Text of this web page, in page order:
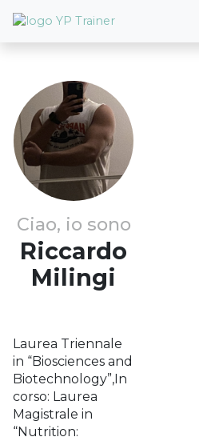
Ciao, io sono
Riccardo
Milingi
Laurea Triennale
in “Biosciences and
Biotechnology”,In
corso: Laurea
Magistrale in
“Nutrition: